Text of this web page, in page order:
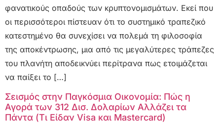
φανατικούς οπαδούς των κρυπτονομισμάτων. Εκεί που
οι περισσότεροι πίστευαν ότι το συστημικό τραπεζικό
κατεστημένο θα συνεχίσει να πολεμά τη φιλοσοφία
της αποκέντρωσης, μια από τις μεγαλύτερες τράπεζες
του πλανήτη αποδεικνύει περίτρανα πως ετοιμάζεται
να παίξει το […]
Σεισμός στην Παγκόσμια Οικονομία: Πώς η
Αγορά των 312 Δισ. Δολαρίων Αλλάζει τα
Πάντα (Τι Είδαν Visa και Mastercard)